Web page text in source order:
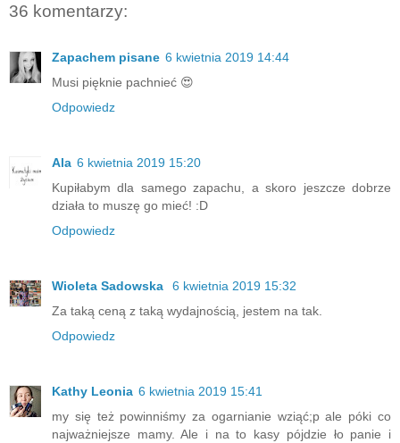
36 komentarzy:
Zapachem pisane 6 kwietnia 2019 14:44
Musi pięknie pachnieć 😍
Odpowiedz
Ala 6 kwietnia 2019 15:20
Kupiłabym dla samego zapachu, a skoro jeszcze dobrze
działa to muszę go mieć! :D
Odpowiedz
Wioleta Sadowska
6 kwietnia 2019 15:32
Za taką ceną z taką wydajnością, jestem na tak.
Odpowiedz
Kathy Leonia 6 kwietnia 2019 15:41
my się też powinniśmy za ogarnianie wziąć;p ale póki co
najważniejsze mamy. Ale i na to kasy pójdzie ło panie i